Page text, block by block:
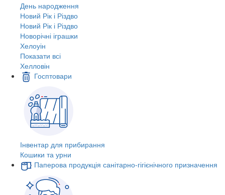
День народження
Новий Рік і Різдво
Новий Рік і Різдво
Новорічні іграшки
Хелоуін
Показати всі
Хелловін
Госптовари
Інвентар для прибирання
Кошики та урни
Паперова продукція санітарно-гігієнічного призначення